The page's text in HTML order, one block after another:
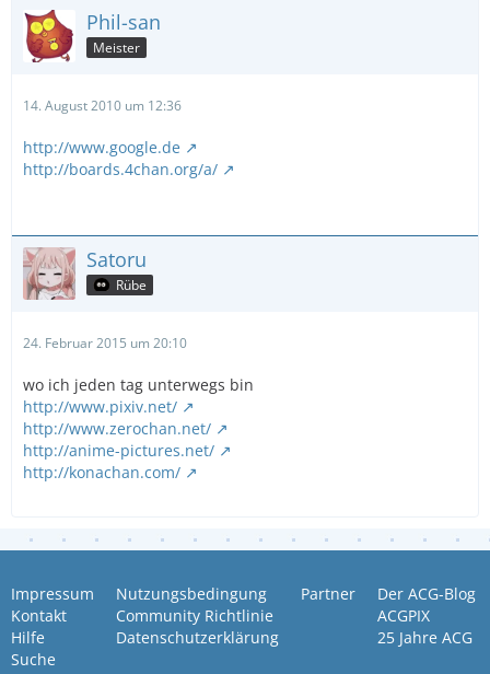
Phil-san
Meister
14. August 2010 um 12:36
http://www.google.de
http://boards.4chan.org/a/
Satoru
Rübe
24. Februar 2015 um 20:10
wo ich jeden tag unterwegs bin
http://www.pixiv.net/
http://www.zerochan.net/
http://anime-pictures.net/
http://konachan.com/
Impressum
Kontakt
Hilfe
Suche
Nutzungsbedingung
Community Richtlinie
Datenschutzerklärung
Partner
Der ACG-Blog
ACGPIX
25 Jahre ACG